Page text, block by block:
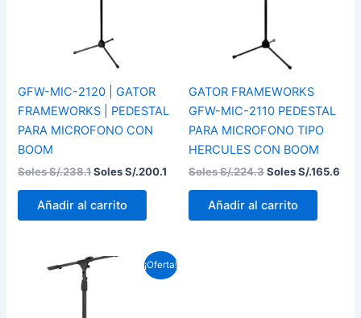
GFW-MIC-2120 | GATOR
FRAMEWORKS | PEDESTAL
PARA MICROFONO CON
BOOM
Soles S/.238.1Soles S/.200.1
Añadir al carrito
GATOR FRAMEWORKS
GFW-MIC-2110 PEDESTAL
PARA MICROFONO TIPO
HERCULES CON BOOM
Soles S/.224.3Soles S/.165.6
Añadir al carrito
¡Oferta!
El
El